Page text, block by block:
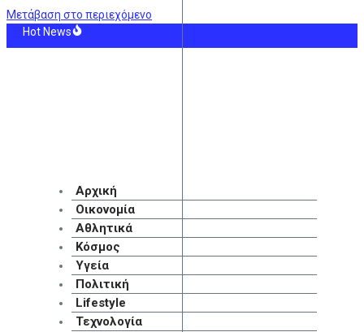
Μετάβαση στο περιεχόμενο
Hot News
Αρχική
Οικονομία
Αθλητικά
Κόσμος
Υγεία
Πολιτική
Lifestyle
Τεχνολογία